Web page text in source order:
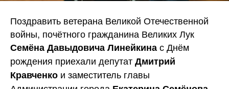
Поздравить ветерана Великой Отечественной
войны, почётного гражданина Великих Лук
Семёна Давыдовича Линейкинас Днём
рождения приехали депутатДмитрий
Кравченко и заместитель главы